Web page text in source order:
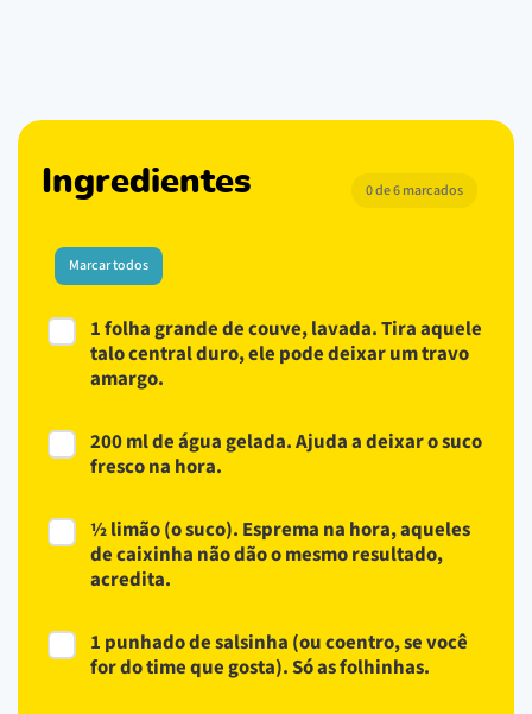
Ingredientes 0 de 6 marcados
Marcar todos
1 folha grande de couve, lavada. Tira aquele
talo central duro, ele pode deixar um travo
amargo.
200 ml de água gelada. Ajuda a deixar o suco
fresco na hora.
½ limão (o suco). Esprema na hora, aqueles
de caixinha não dão o mesmo resultado,
acredita.
1 punhado de salsinha (ou coentro, se você
for do time que gosta). Só as folhinhas.